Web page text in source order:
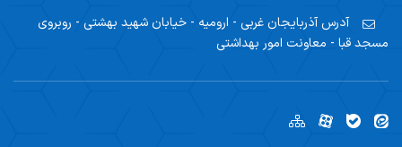
آدرس آذربایجان غربی - ارومیه - خیابان شهید بهشتی - روبروی
مسجد قبا - معاونت امور بهداشتی